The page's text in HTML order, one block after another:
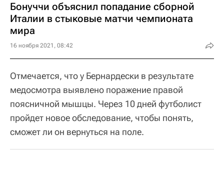
Бонуччи объяснил попадание сборной
Италии в стыковые матчи чемпионата
мира
16 ноября 2021, 08:42
Отмечается, что у Бернардески в результате
медосмотра выявлено поражение правой
поясничной мышцы. Через 10 дней футболист
пройдет новое обследование, чтобы понять,
сможет ли он вернуться на поле.